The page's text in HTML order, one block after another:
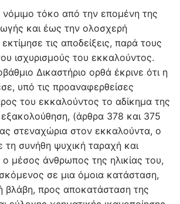
νόμιμο τόκο από την επομένη της
και έως την ολοσχερή
τις αποδείξεις, παρά τους
ισχυρισμούς του εκκαλούντος.
Δικαστήριο ορθά έκρινε ότι η
υπό τις προαναφερθείσες
του εκκαλούντος το αδίκημα της
(άρθρα 378 και 375
στεναχώρια στον εκκαλούντα, ο
τη συνήθη ψυχική ταραχή και
ο μέσος άνθρωπος της ηλικίας του,
σε μια όμοια κατάσταση,
βλάβη, προς αποκατάσταση της